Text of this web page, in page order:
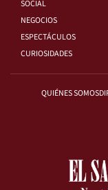
SOCIAL
NEGOCIOS
ESPECTÁCULOS
CURIOSIDADES
QUIÉNES SOMOS